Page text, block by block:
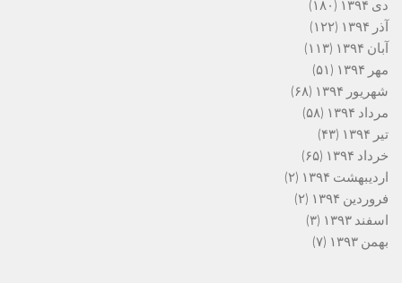
دی ۱۳۹۴
(۱۸۰)
آذر ۱۳۹۴
(۱۲۲)
آبان ۱۳۹۴
(۱۱۳)
مهر ۱۳۹۴
(۵۱)
شهریور ۱۳۹۴
(۶۸)
مرداد ۱۳۹۴
(۵۸)
تیر ۱۳۹۴
(۴۳)
خرداد ۱۳۹۴
(۶۵)
اردیبهشت ۱۳۹۴
(۲)
فروردین ۱۳۹۴
(۲)
اسفند ۱۳۹۳
(۳)
بهمن ۱۳۹۳
(۷)